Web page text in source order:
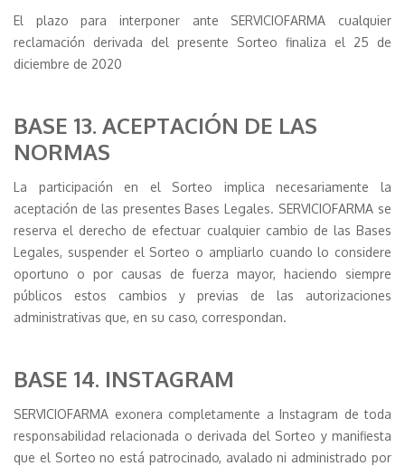
El plazo para interponer ante SERVICIOFARMA cualquier
reclamación derivada del presente Sorteo finaliza el 25 de
diciembre de 2020
BASE 13. ACEPTACIÓN DE LAS
NORMAS
La participación en el Sorteo implica necesariamente la
aceptación de las presentes Bases Legales. SERVICIOFARMA se
reserva el derecho de efectuar cualquier cambio de las Bases
Legales, suspender el Sorteo o ampliarlo cuando lo considere
oportuno o por causas de fuerza mayor, haciendo siempre
públicos estos cambios y previas de las autorizaciones
administrativas que, en su caso, correspondan.
BASE 14. INSTAGRAM
SERVICIOFARMA exonera completamente a Instagram de toda
responsabilidad relacionada o derivada del Sorteo y manifiesta
que el Sorteo no está patrocinado, avalado ni administrado por